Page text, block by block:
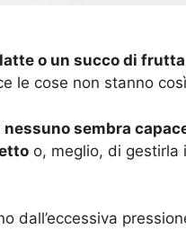
o un succo di
le cose non stanno
nessuno sembra
o, meglio, di gestirla
dall’eccessiva